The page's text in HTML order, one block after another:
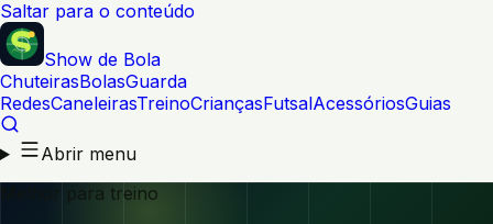
Saltar para o conteúdo
Show de Bola
ChuteirasBolasGuarda
RedesCaneleirasTreinoCriançasFutsalAcessóriosGuias
Abrir menu
Melhor para treino